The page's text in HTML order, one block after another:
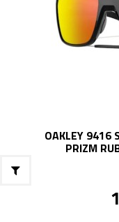
OAKLEY 9416
PRIZM